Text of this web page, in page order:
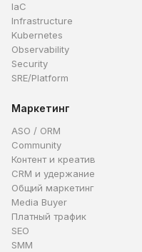
IaC
Infrastructure
Kubernetes
Observability
Security
SRE/Platform
Маркетинг
ASO / ORM
Community
Контент и креатив
CRM и удержание
Общий маркетинг
Media Buyer
Платный трафик
SEO
SMM